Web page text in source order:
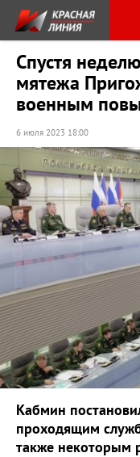
Спустя
мятежа
военным
6 июля 2023 18:00
Кабмин
проходящим
также некоторым